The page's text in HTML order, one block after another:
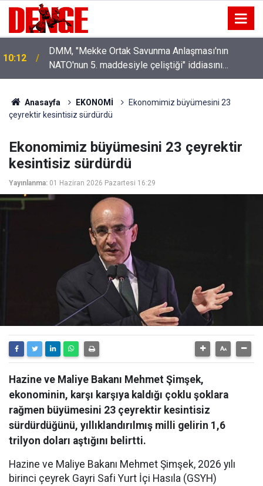
10:12
DMM, "Mekke Ortak Savunma Anlaşması'nın
NATO'nun 5. maddesiyle çeliştiği" iddiasını
yalanladı
Anasayfa EKONOMİ
Ekonomimiz büyümesini 23
çeyrektir kesintisiz sürdürdü
Ekonomimiz büyümesini 23 çeyrektir
kesintisiz sürdürdü
Yayınlanma: 01 Haziran 2026 Pazartesi 16:29
Hazine ve Maliye Bakanı Mehmet Şimşek,
ekonominin, karşı karşıya kaldığı çoklu şoklara
rağmen büyümesini 23 çeyrektir kesintisiz
sürdürdüğünü, yıllıklandırılmış milli gelirin 1,6
trilyon doları aştığını belirtti.
Hazine ve Maliye Bakanı Mehmet Şimşek, 2026 yılı
birinci çeyrek Gayri Safi Yurt İçi Hasıla (GSYH)